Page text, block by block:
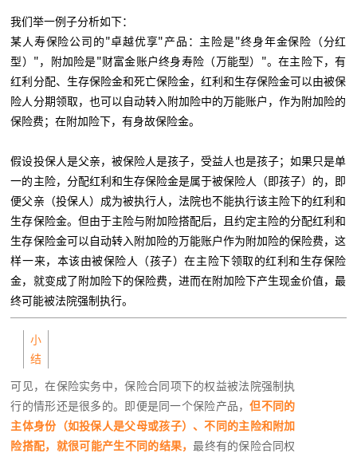
我们举一例子分析如下：
某人寿保险公司的"卓越优享"产品：主险是"终身年金保险（分红
型）"，附加险是"财富金账户终身寿险（万能型）"。在主险下，有
红利分配、生存保险金和死亡保险金，红利和生存保险金可以由被保
险人分期领取，也可以自动转入附加险中的万能账户，作为附加险的
保险费；在附加险下，有身故保险金。
假设投保人是父亲，被保险人是孩子，受益人也是孩子；如果只是单
一的主险，分配红利和生存保险金是属于被保险人（即孩子）的，即
便父亲（投保人）成为被执行人，法院也不能执行该主险下的红利和
生存保险金。但由于主险与附加险搭配后，且约定主险的分配红利和
生存保险金可以自动转入附加险的万能账户作为附加险的保险费，这
样一来，本该由被保险人（孩子）在主险下领取的红利和生存保险
金，就变成了附加险下的保险费，进而在附加险下产生现金价值，最
终可能被法院强制执行。
小
结
可见，在保险实务中，保险合同项下的权益被法院强制执
行的情形还是很多的。即便是同一个保险产品，但不同的
主体身份（如投保人是父母或孩子）、不同的主险和附加
险搭配，就很可能产生不同的结果，最终有的保险合同权